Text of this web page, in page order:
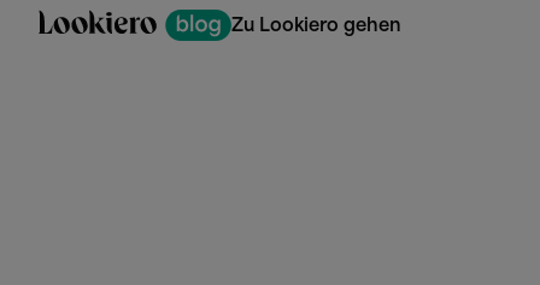
Zu Lookiero gehen